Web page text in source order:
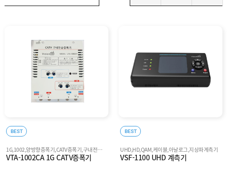
BEST
1G,1002,양방향증폭기,CATV증폭기,구내전송증폭기
VTA-1002CA 1G CATV증폭기
BEST
UHD,HD,QAM,케이블,아날로그,지상파계측기
VSF-1100 UHD 계측기